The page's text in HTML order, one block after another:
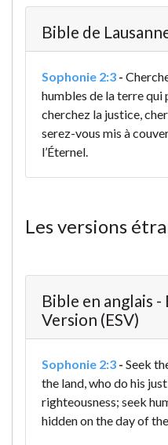
Bible de
Sophonie 2:3 -
humbles de la terre qui
cherchez la justice,
serez-vous mis à
l’Éternel.
Les versions
Bible en anglais
Version (ESV)
Sophonie 2:3 - Seek
the land,who do his
righteousness; seek
hiddenon the day of